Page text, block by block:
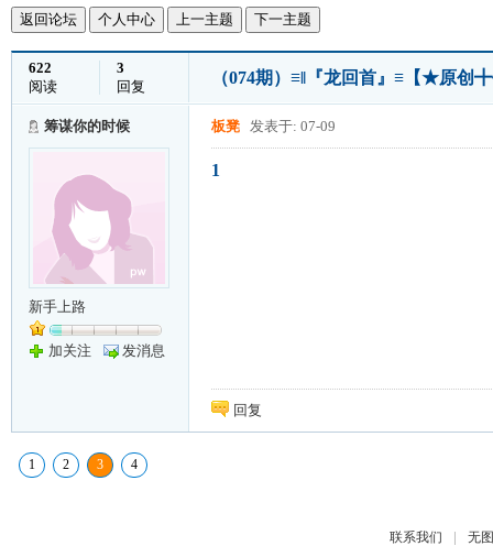
返回论坛 个人中心 上一主题 下一主题
622
阅读
3
回复
（074期）≡‖『龙回首』≡【★原
筹谋你的时候
新手上路
加关注 发消息
板凳 发表于: 07-09
1
回复
1 2 3 4
联系我们 | 无